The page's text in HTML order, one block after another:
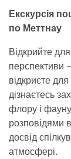
Екскурсія
по Меттнау
Відкрийте
перспективи
відкриєте
дізнаєтесь
флору і
розповідями
досвід
атмосфері.